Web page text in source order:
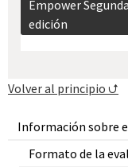
Información sobre
Formato de la
Empower Segunda
edición
Volver al principio ⮍